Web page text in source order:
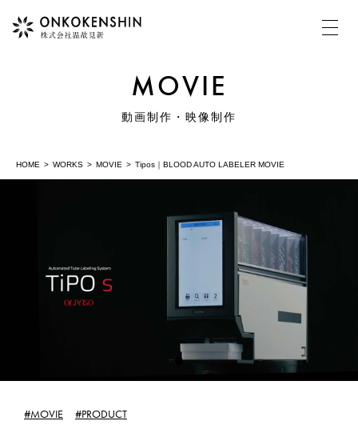
COMPANY
動画制作・映像制作
PHOTOGRAPH
WEB制作
MOVIE
動画制作・映像制作
HOME WORKS MOVIE Tipos｜BLOOD AUTO LABELER MOVIE
#MOVIE #PRODUCT